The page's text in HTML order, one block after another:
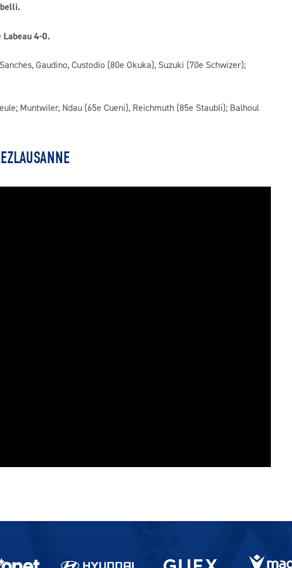
4-0.
Gaudino, Custodio (80e Okuka), Suzuki (70e Schwizer);
Muntwiler, Ndau (65e Cueni), Reichmuth (85e Staubli); Balhoul